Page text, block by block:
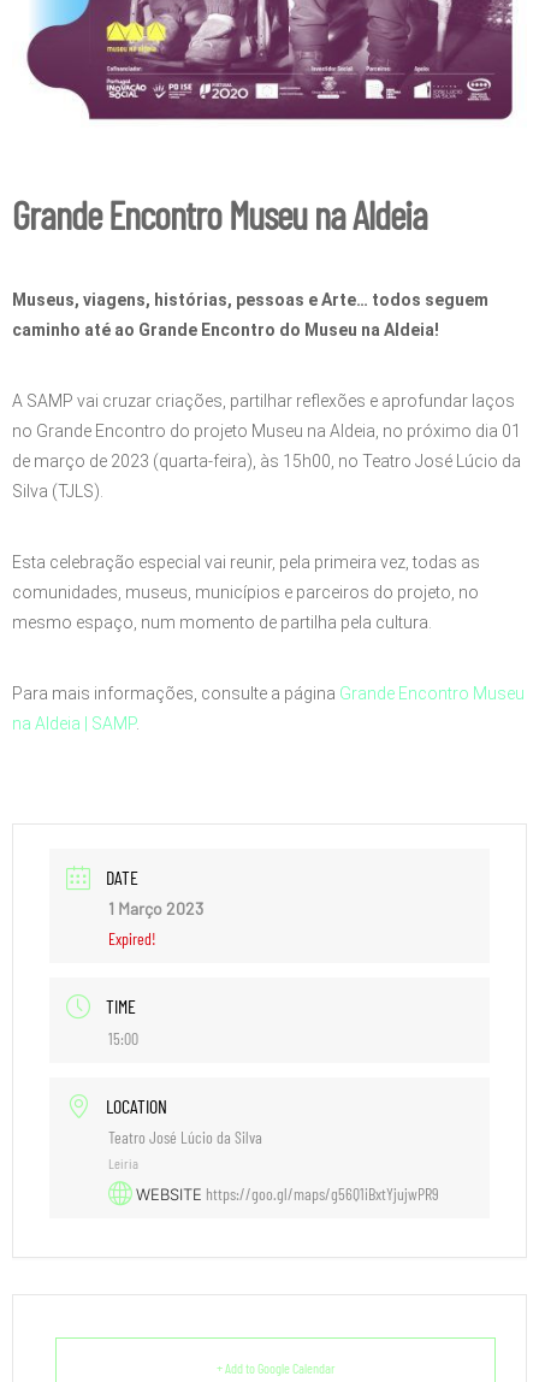
Grande Encontro Museu na Aldeia
Museus, viagens, histórias, pessoas e Arte… todos seguem
caminho até ao Grande Encontro do Museu na Aldeia!
A SAMP vai cruzar criações, partilhar reflexões e aprofundar laços
no Grande Encontro do projeto Museu na Aldeia, no próximo dia 01
de março de 2023 (quarta-feira), às 15h00, no Teatro José Lúcio da
Silva (TJLS).
Esta celebração especial vai reunir, pela primeira vez, todas as
comunidades, museus, municípios e parceiros do projeto, no
mesmo espaço, num momento de partilha pela cultura.
Para mais informações, consulte a página Grande Encontro Museu
na Aldeia | SAMP.
DATE
1 Março 2023
Expired!
TIME
15:00
LOCATION
Teatro José Lúcio da Silva
Leiria
WEBSITE https://goo.gl/maps/g56Q1iBxtYjujwPR9
+ Add to Google Calendar